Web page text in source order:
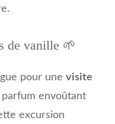
de vanille 🌱
pour une visite
parfum envoûtant
excursion